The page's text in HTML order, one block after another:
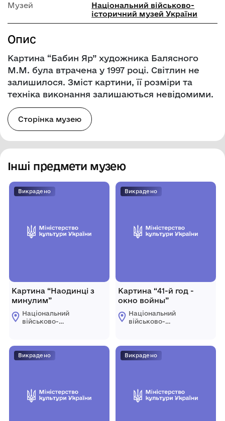
Музей
Національний військово-
історичний музей України
Опис
Картина “Бабин Яр” художника Балясного
М.М. була втрачена у 1997 році. Світлин не
залишилося. Зміст картини, її розміри та
техніка виконання залишаються невідомими.
Сторінка музею
Інші предмети музею
Викрадено
Картина “Наодинці з
минулим”
Національний
військово-
Викрадено
Викрадено
Картина “41-й год -
окно войны”
Національний
військово-
Викрадено